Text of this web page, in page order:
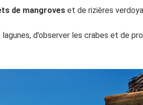
de mangroves et de rizières
d’observer les crabes et de